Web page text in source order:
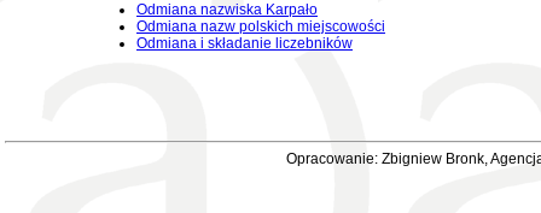
Odmiana nazwiska Karpało
Odmiana nazw polskich miejscowości
Odmiana i składanie liczebników
Opracowanie: Zbigniew Bronk,